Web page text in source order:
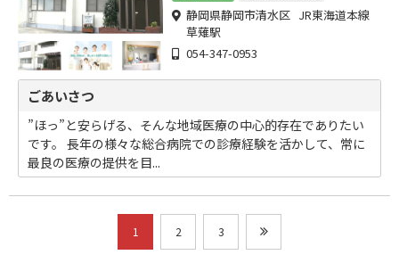
静岡県静岡市清水区 JR東海道本線
草薙駅
054-347-0953
ごあいさつ
”ほっ”と安らげる、そんな地域医療の中心的存在でありたい
です。 長年の様々な総合病院での診療経験を活かして、常に
最良の医療の提供を目...
1 2 3